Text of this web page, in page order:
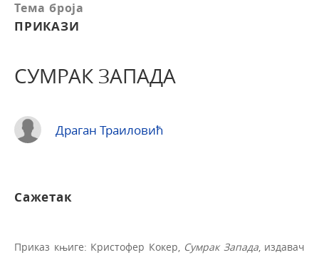
Тема броја
ПРИКАЗИ
СУМРАК ЗАПАДА
Драган Траиловић
Сажетак
Приказ књиге: Кристофер Ко­кер, Сумрак За­пада, издавач